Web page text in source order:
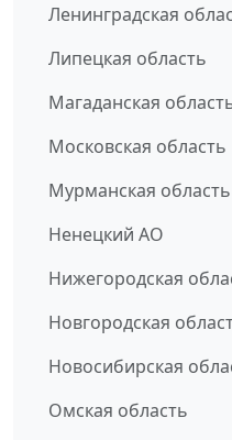
Ленинградская
Липецкая область
Магаданская
Московская область
Мурманская область
Ненецкий АО
Нижегородская
Новгородская
Новосибирская
Омская область